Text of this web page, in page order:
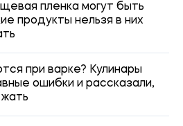
пленка могут быть
продукты нельзя в них
при варке? Кулинары
ошибки и рассказали,